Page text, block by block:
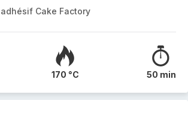
Cake Factory
170 °C 50 min